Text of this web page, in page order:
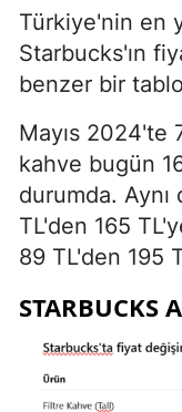
Türkiye'nin en
Starbucks'ın
benzer bir
Mayıs 2024'te
kahve bugün
durumda.
TL'den 165
89 TL'den 195
STARBUCKS